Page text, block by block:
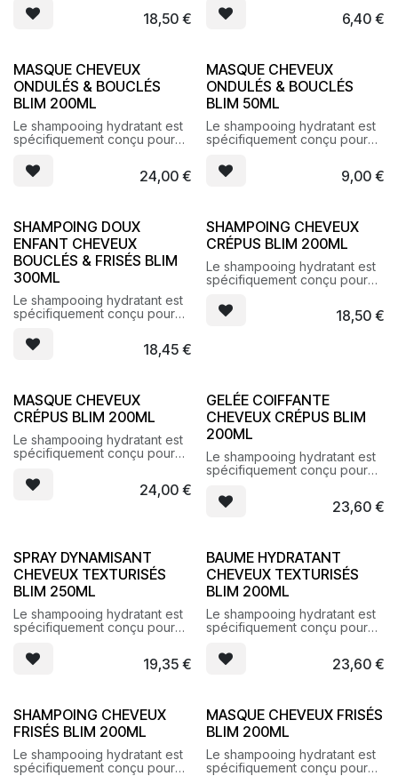
les cheveux bouclés, frisés.
18,50€
les cheveux bouclés, frisés.
6,40€
MASQUE CHEVEUX
ONDULÉS & BOUCLÉS
BLIM 200ML
Le shampooing hydratant est
spécifiquement conçu pour
les cheveux bouclés, frisés.
24,00€
MASQUE CHEVEUX
ONDULÉS & BOUCLÉS
BLIM 50ML
Le shampooing hydratant est
spécifiquement conçu pour
les cheveux bouclés, frisés.
9,00€
SHAMPOING DOUX
ENFANT CHEVEUX
BOUCLÉS & FRISÉS BLIM
300ML
Le shampooing hydratant est
spécifiquement conçu pour
les cheveux bouclés, frisés.
18,45€
SHAMPOING CHEVEUX
CRÉPUS BLIM 200ML
Le shampooing hydratant est
spécifiquement conçu pour
les cheveux bouclés, frisés.
18,50€
MASQUE CHEVEUX
CRÉPUS BLIM 200ML
Le shampooing hydratant est
spécifiquement conçu pour
les cheveux bouclés, frisés.
24,00€
GELÉE COIFFANTE
CHEVEUX CRÉPUS BLIM
200ML
Le shampooing hydratant est
spécifiquement conçu pour
les cheveux bouclés, frisés.
23,60€
SPRAY DYNAMISANT
CHEVEUX TEXTURISÉS
BLIM 250ML
Le shampooing hydratant est
spécifiquement conçu pour
les cheveux bouclés, frisés.
19,35€
BAUME HYDRATANT
CHEVEUX TEXTURISÉS
BLIM 200ML
Le shampooing hydratant est
spécifiquement conçu pour
les cheveux bouclés, frisés.
23,60€
SHAMPOING CHEVEUX
FRISÉS BLIM 200ML
Le shampooing hydratant est
spécifiquement conçu pour
MASQUE CHEVEUX FRISÉS
BLIM 200ML
Le shampooing hydratant est
spécifiquement conçu pour